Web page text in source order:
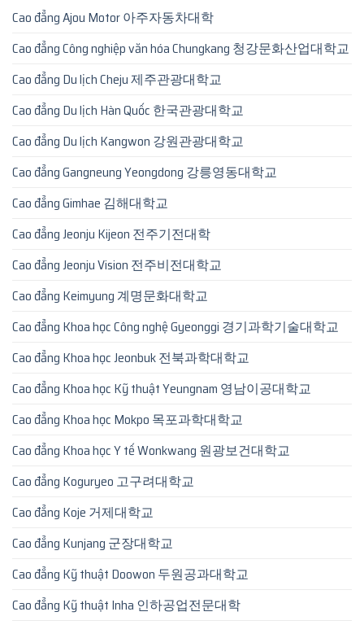
Cao đẳng Ajou Motor 아주자동차대학
Cao đẳng Công nghiệp văn hóa Chungkang 청강문화산업대학교
Cao đẳng Du lịch Cheju 제주관광대학교
Cao đẳng Du lịch Hàn Quốc 한국관광대학교
Cao đẳng Du lịch Kangwon 강원관광대학교
Cao đẳng Gangneung Yeongdong 강릉영동대학교
Cao đẳng Gimhae 김해대학교
Cao đẳng Jeonju Kijeon 전주기전대학
Cao đẳng Jeonju Vision 전주비전대학교
Cao đẳng Keimyung 계명문화대학교
Cao đẳng Khoa học Công nghệ Gyeonggi 경기과학기술대학교
Cao đẳng Khoa học Jeonbuk 전북과학대학교
Cao đẳng Khoa học Kỹ thuật Yeungnam 영남이공대학교
Cao đẳng Khoa học Mokpo 목포과학대학교
Cao đẳng Khoa học Y tế Wonkwang 원광보건대학교
Cao đẳng Koguryeo 고구려대학교
Cao đẳng Koje 거제대학교
Cao đẳng Kunjang 군장대학교
Cao đẳng Kỹ thuật Doowon 두원공과대학교
Cao đẳng Kỹ thuật Inha 인하공업전문대학